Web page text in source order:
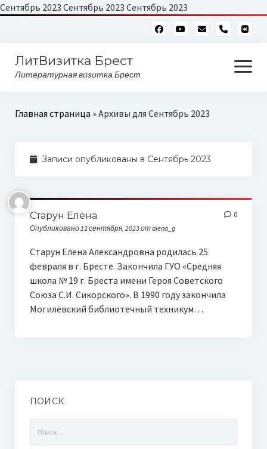
Сентябрь 2023 Сентябрь 2023 Сентябрь 2023
phone
ЛитВизитка Брест
Литературная визитка Брест
открыть
меню
Читающий бульвар
Главная страница »Архивы для Сентябрь 2023
Записи опубликованы в Сентябрь 2023
Старун Елена
Опубликовано 13 сентября, 2023 от alena_g
0
Старун Елена Александровна родилась 25
февраля в г. Бресте. Закончила ГУО «Средняя
школа № 19 г. Бреста имени Героя Советского
Союза С.И. Сикорского». В 1990 году закончила
Могилёвский библиотечный техникум…
ПОИСК